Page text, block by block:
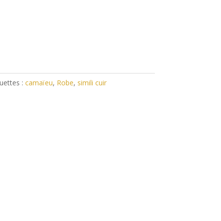
: camaïeu, Robe, simili cuir